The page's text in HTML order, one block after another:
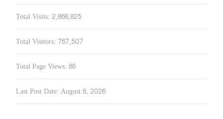
Total Visits: 2,868,825
Total Visitors: 767,507
Total Page Views: 86
Last Post Date: August 8, 2026